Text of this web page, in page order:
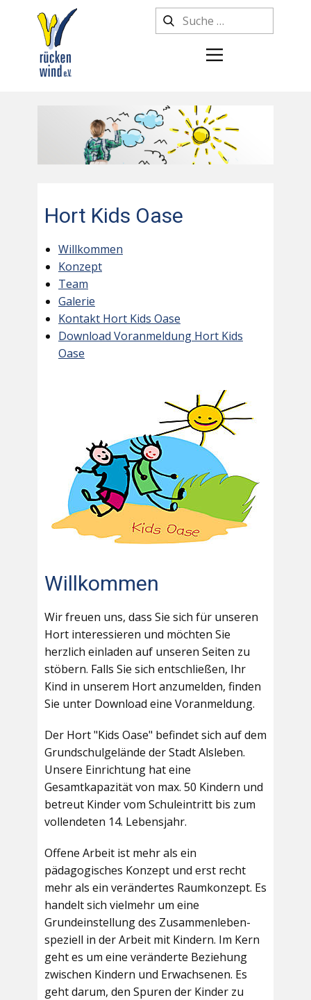
Hort Kids Oase
Willkommen
Konzept
Team
Galerie
Kontakt Hort Kids Oase
Download Voranmeldung Hort Kids
Oase
Willkommen
Wir freuen uns, dass Sie sich für unseren
Hort interessieren und möchten Sie
herzlich einladen auf unseren Seiten zu
stöbern. Falls Sie sich entschließen, Ihr
Kind in unserem Hort anzumelden, finden
Sie unter Download eine Voranmeldung.
Der Hort "Kids Oase" befindet sich auf dem
Grundschulgelände der Stadt Alsleben.
Unsere Einrichtung hat eine
Gesamtkapazität von max. 50 Kindern und
betreut Kinder vom Schuleintritt bis zum
vollendeten 14. Lebensjahr.
Offene Arbeit ist mehr als ein
pädagogisches Konzept und erst recht
mehr als ein verändertes Raumkonzept. Es
handelt sich vielmehr um eine
Grundeinstellung des Zusammenleben-
speziell in der Arbeit mit Kindern. Im Kern
geht es um eine veränderte Beziehung
zwischen Kindern und Erwachsenen. Es
geht darum, den Spuren der Kinder zu